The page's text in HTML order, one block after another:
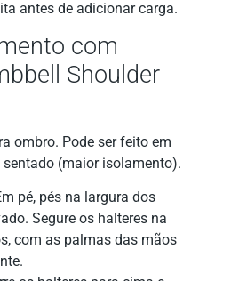
antes de adicionar carga.
com
Shoulder
ombro. Pode ser feito em
(maior isolamento).
pé, pés na largura dos
Segure os halteres na
com as palmas das mãos